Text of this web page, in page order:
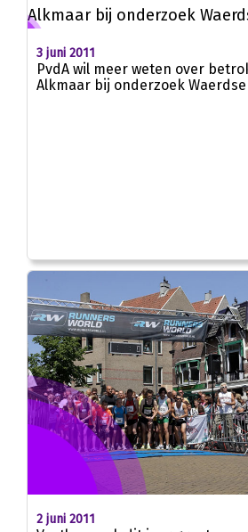
3 juni 2011
PvdA wil meer weten over
Alkmaar bij onderzoek
2 juni 2011